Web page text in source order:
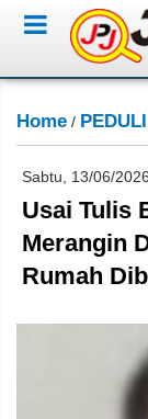
Home / PEDULI
Sabtu, 13/06/
Usai Tulis
Merangin
Rumah